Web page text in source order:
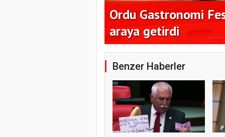
Ordu Gastronomi
araya getirdi
Benzer Haberler